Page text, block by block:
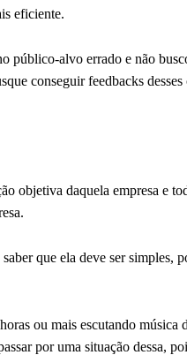
eficiente.
alvo errado e não
conseguir feedbacks
objetiva daquela empresa e
que ela deve ser simples,
ou mais escutando música
por uma situação dessa,